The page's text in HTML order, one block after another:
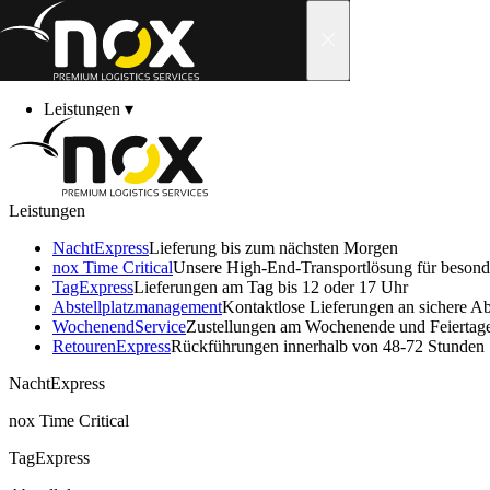
Skip to content
Leistungen ▾
Branchen
Über uns ▾
Neuigkeiten▾
Karriere▾
Kontakt
Leistungen
NachtExpressLieferung bis zum nächsten Morgen
nox Time CriticalUnsere High-End-Transportlösung für
TagExpressLieferungen am Tag bis 12 oder 17 Uhr
Abstell­platz­manage­mentKontaktlose Lieferungen an sichere
Wochenend­ServiceZustellungen am Wochenende und
Retouren­ExpressRückführungen innerhalb von 48-72 Stunden
NachtExpress
nox Time Critical
TagExpress
Hinweise zum
FAQ – Die häufigsten Fragen und Antworten rund
Abholung von Waren